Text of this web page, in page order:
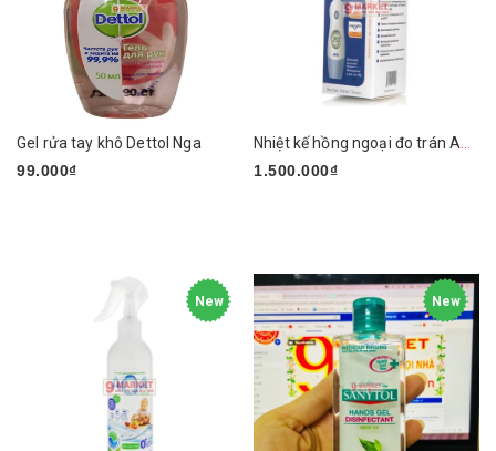
Gel rửa tay khô Dettol Nga
99.000₫
1.500.000₫
New New